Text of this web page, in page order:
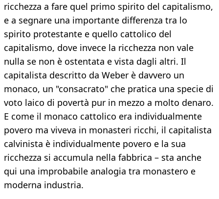
ricchezza a fare quel primo spirito del capitalismo,
e a segnare una importante differenza tra lo
spirito protestante e quello cattolico del
capitalismo, dove invece la ricchezza non vale
nulla se non è ostentata e vista dagli altri. Il
capitalista descritto da Weber è davvero un
monaco, un "consacrato" che pratica una specie di
voto laico di povertà pur in mezzo a molto denaro.
E come il monaco cattolico era individualmente
povero ma viveva in monasteri ricchi, il capitalista
calvinista è individualmente povero e la sua
ricchezza si accumula nella fabbrica – sta anche
qui una improbabile analogia tra monastero e
moderna industria.